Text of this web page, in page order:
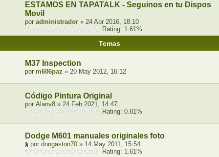
ESTAMOS EN TAPATALK - Seguinos en tu
Movil
por administrador » 24 Abr 2016, 18:10
Rating: 1.61%
Temas
M37 Inspection
por m606paz » 20 May 2012, 16:12
Código Pintura Original
por Alanv8 » 24 Feb 2021, 14:47
Rating: 0.81%
Dodge M601 manuales originales foto
por dongaston70 » 14 May 2011, 15:54
Rating: 1.61%